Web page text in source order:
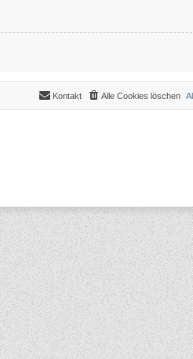
Alle Cookies löschen
Kontakt